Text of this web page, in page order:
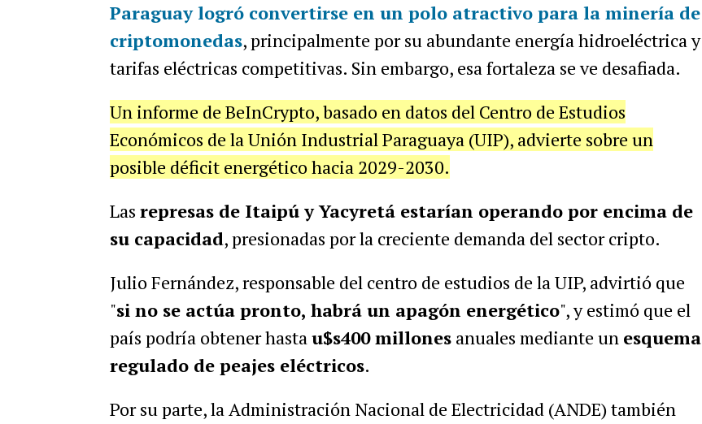
Paraguay logró convertirse en un polo atractivo para la minería de
criptomonedas, principalmente por su abundante energía hidroeléctrica y
tarifas eléctricas competitivas. Sin embargo, esa fortaleza se ve desafiada.
Un informe de BeInCrypto, basado en datos del Centro de Estudios
Económicos de la Unión Industrial Paraguaya (UIP), advierte sobre un
posible déficit energético hacia 2029-2030.
Las represas de Itaipú y Yacyretá estarían operando por encima de
su capacidad, presionadas por la creciente demanda del sector cripto.
Julio Fernández, responsable del centro de estudios de la UIP, advirtió que
"si no se actúa pronto, habrá un apagón energético", y estimó que el
país podría obtener hastau$s400 millonesanuales mediante un esquema
regulado de peajes eléctricos.
Por su parte, la Administración Nacional de Electricidad (ANDE) también